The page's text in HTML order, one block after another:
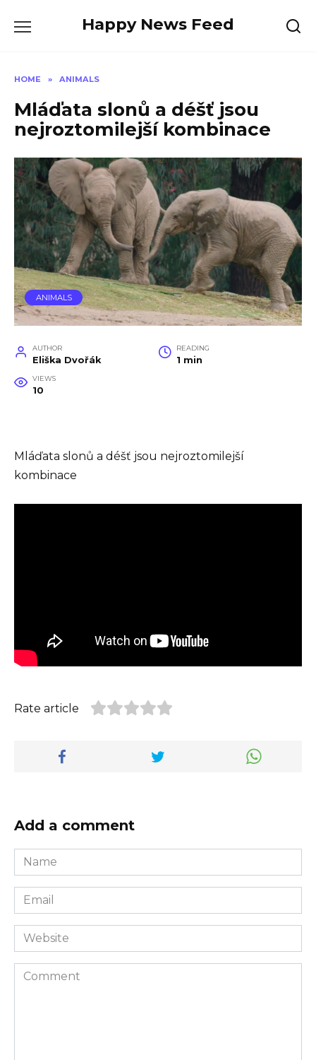
Happy News Feed
HOME » ANIMALS
Mláďata slonů a déšť jsou
nejroztomilejší kombinace
ANIMALS
AUTHOR
Eliška Dvořák
READING
1 min
VIEWS
10
Mláďata slonů a déšť jsou nejroztomilejší
kombinace
Rate article
Add a comment
Name
*
Email
*
Website
Comment